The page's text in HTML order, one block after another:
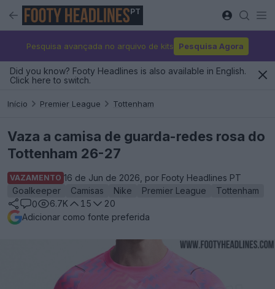
PT
Pesquisa avançada no arquivo de kits Pesquisa Agora
Did you know? Footy Headlines is also available in English.
Click here to switch.
Início Premier League Tottenham
Vaza a camisa de guarda-redes rosa do
Tottenham 26-27
VAZAMENTO 16 de Jun de 2026, por Footy Headlines PT
Goalkeeper
Camisas Nike Premier League
Tottenham
0
6.7K 15
20
Adicionar como fonte preferida